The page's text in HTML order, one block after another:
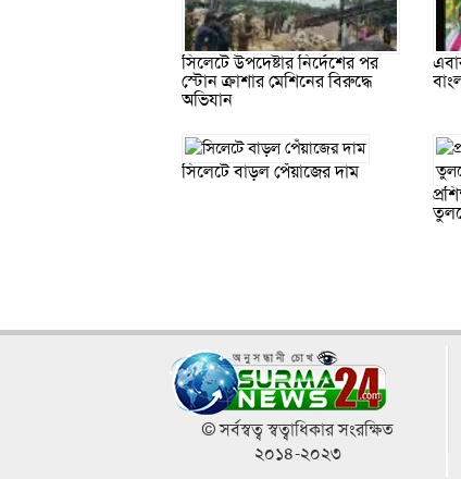
সিলেটে উপদেষ্টার নির্দেশের পর
স্টোন ক্রাশার মেশিনের বিরুদ্ধে
অভিযান
সিলেটে বাড়ল পেঁয়াজের দাম
© সর্বস্বত্ব স্বত্বাধিকার সংরক্ষিত
২০১৪-২০২৩